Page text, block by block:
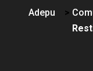
Adepu >